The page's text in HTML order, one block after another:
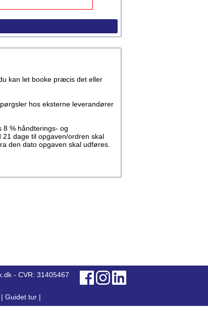
kan let booke præcis det eller
hos eksterne leverandører
8 % håndterings- og
dage til opgaven/ordren skal
den dato opgaven skal udføres.
- CVR: 31405467
| Guidet tur |